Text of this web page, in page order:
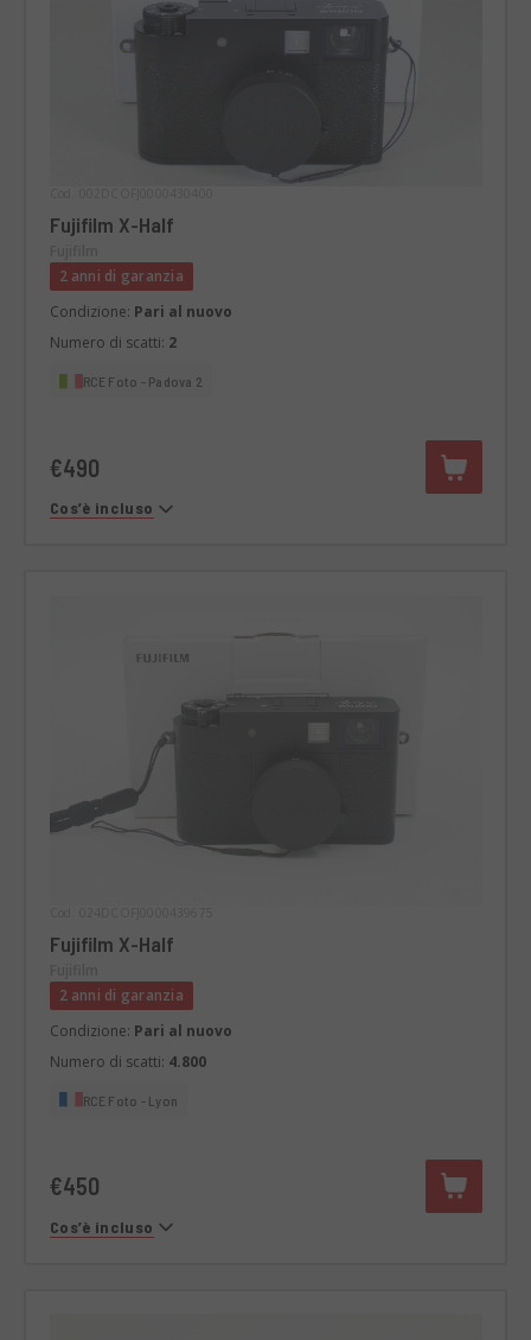
Fujifilm X-Half
2 anni di garanzia
Condizione: Pari al nuovo
Numero di scatti: 2
RCE Foto - Padova 2
€490
Cos’è incluso
Fujifilm X-Half
2 anni di garanzia
Condizione: Pari al nuovo
Numero di scatti: 4.800
RCE Foto - Lyon
€450
Cos’è incluso